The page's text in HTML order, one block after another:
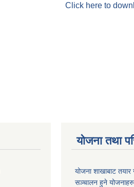
Click here to
योजना तथा
योजना शाखाबाट तयार
सञ्चालन हुने